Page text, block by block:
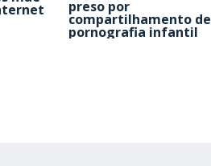
preso por
compartilhamento de
pornografia infantil